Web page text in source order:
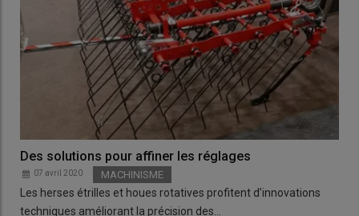
Des solutions pour affiner les réglages
07 avril 2020 MACHINISME
Les herses étrilles et houes rotatives profitent d’innovations
techniques améliorant la précision des…